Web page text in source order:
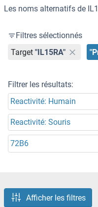
Les noms alternatifs de
Filtres sélectionnés
Target "IL15RA"
Filtrer les résultats:
Reactivité: Humain
Reactivité: Souris
72B6
Afficher les filtres